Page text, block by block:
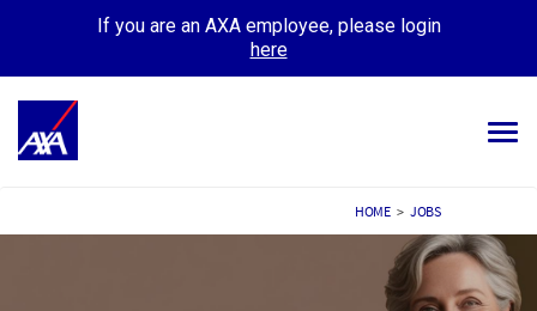
If you are an AXA employee, please login
here
HOME > JOBS